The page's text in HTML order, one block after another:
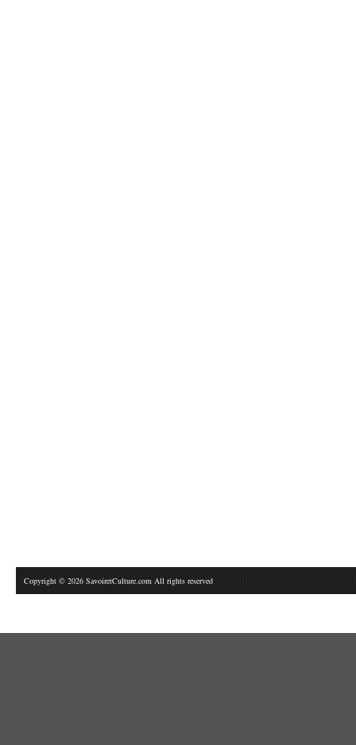
Copyright © 2026 SavoiretCulture.com All rights reserved